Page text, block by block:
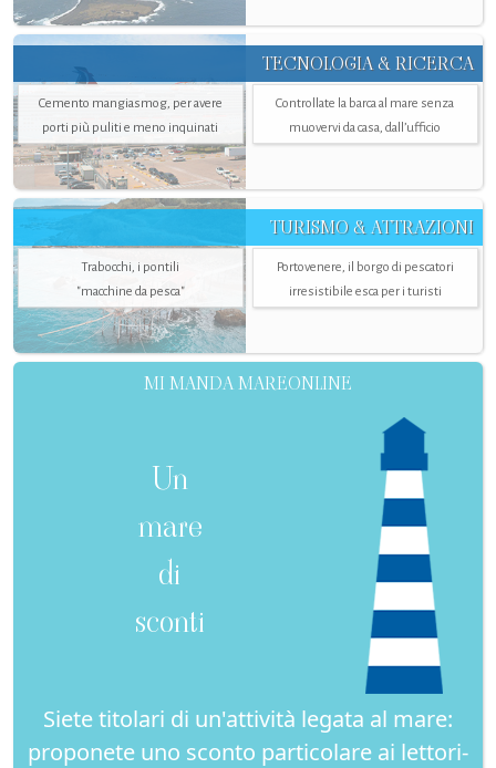
TECNOLOGIA & RICERCA
Cemento mangiasmog, per avere
porti più puliti e meno inquinati
Controllate la barca al mare senza
muovervi da casa, dall’ufficio
TURISMO & ATTRAZIONI
Trabocchi, i pontili
"macchine da pesca"
Portovenere, il borgo di pescatori
irresistibile esca per i turisti
MI MANDA MAREONLINE
Un
mare
di
sconti
Siete titolari di un'attività legata al mare:
proponete uno sconto particolare ai lettori-